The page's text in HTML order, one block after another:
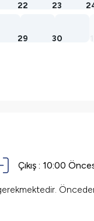
22 23
29 30
Çıkış : 10:00